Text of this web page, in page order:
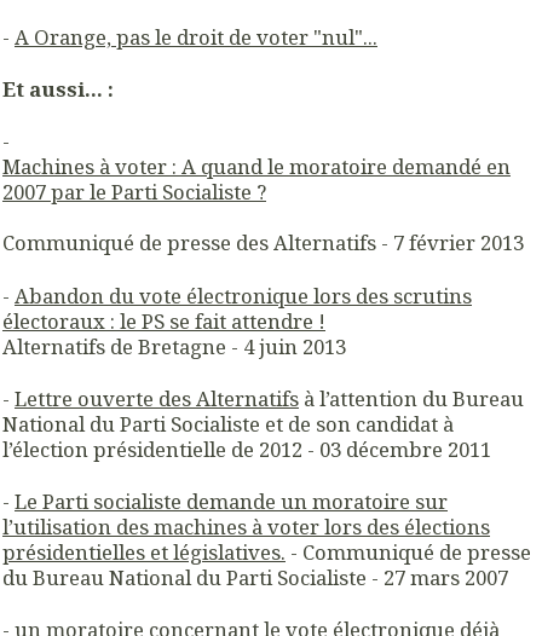
- A Orange, pas le droit de voter "nul"...
Et aussi... :
-
Machines à voter : A quand le moratoire demandé en
2007 par le Parti Socialiste ?
Communiqué de presse des Alternatifs - 7 février 2013
- Abandon du vote électronique lors des scrutins
électoraux : le PS se fait attendre !
Alternatifs de Bretagne - 4 juin 2013
- Lettre ouverte des Alternatifs à l’attention du Bureau
National du Parti Socialiste et de son candidat à
l’élection présidentielle de 2012 - 03 décembre 2011
- Le Parti socialiste demande un moratoire sur
l’utilisation des machines à voter lors des élections
présidentielles et législatives. - Communiqué de presse
du Bureau National du Parti Socialiste - 27 mars 2007
- un moratoire concernant le vote électronique déjà